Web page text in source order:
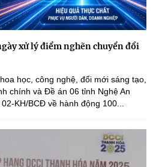
xử lý điểm nghẽn chuyển đổi
học, công nghệ, đổi mới sáng tạo,
chính và Đề án 06 tỉnh Nghệ An
KH/BCĐ về hành động 100...